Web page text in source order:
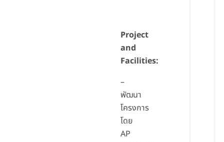
Project
and
Facilities:
–
พัฒนา
โครงการ
โดย
AP